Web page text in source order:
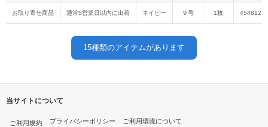
お取り寄せ商品 通常5営業日以内に出荷 ネイビー ９号 1枚
15種類のアイテムがあります
当サイトについて
ご利用規約 プライバシーポリシー ご利用環境について